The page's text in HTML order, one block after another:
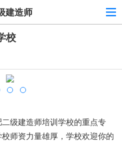
建造师
校
级建造师培训学校的重点专
师资力量雄厚，学校欢迎你的